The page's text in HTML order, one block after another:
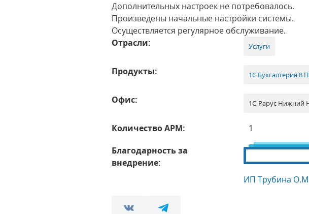
Дополнительных настроек не потребовалось.
Произведены начальные настройки системы.
Осуществляется регулярное обслуживание.
Отрасли:
Услуги
Продукты: 1С:Бухгалтерия 8
Офис: 1С-Рарус Нижний
Количество АРМ:
1
Благодарность за
внедрение:
ИП Трубина